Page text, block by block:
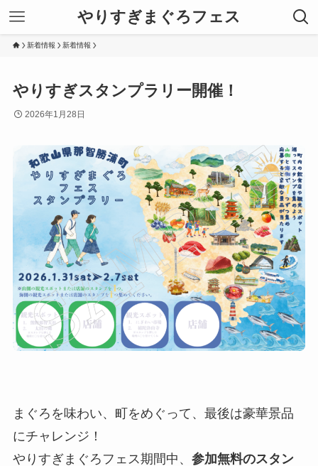
やりすぎまぐろフェス
新着情報 新着情報
やりすぎスタンプラリー開催！
2026年1月28日
まぐろを味わい、町をめぐって、最後は豪華景品
にチャレンジ！
やりすぎまぐろフェス期間中、 参加無料のスタン